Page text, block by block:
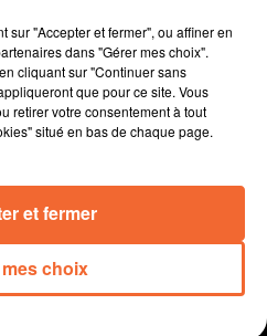
pour se refaire une
sur "Accepter et fermer", ou affiner en
dans "Gérer mes choix".
cliquant sur "Continuer sans
que pour ce site. Vous
retirer votre consentement à tout
situé en bas de chaque page.
choix
et fermer